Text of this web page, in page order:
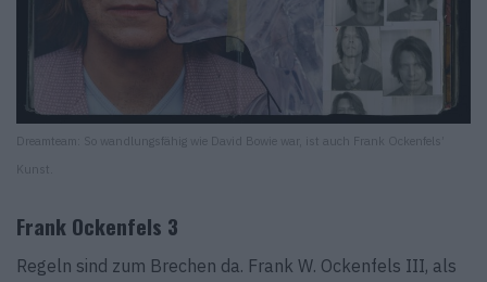
Dreamteam: So wandlungsfähig wie David Bowie war, ist auch Frank Ockenfels’
Kunst.
Frank Ockenfels 3
Regeln sind zum Brechen da. Frank W. Ockenfels III, als